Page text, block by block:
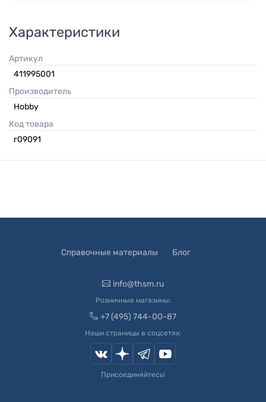
Характеристики
Артикул
411995001
Производитель
Hobby
Код товара
г09091
Справочные материалы Блог
info@thsm.ru
Розничные магазины:
+7 (495) 744-00-87
Наши страницы в соцсетях:
Присоединяйтесь!